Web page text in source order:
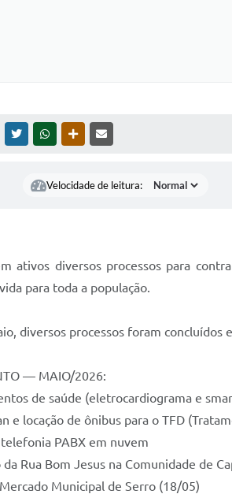
MESSENGER
TWITTERWHATSAPPOUTRAS MÍDIAS
Velocidade de leitura:
ativos diversos processos para
para toda a população.
diversos processos foram concluídos
— MAIO/2026:
de saúde (eletrocardiograma e
e locação de ônibus para o TFD
PABX em nuvem
Rua Bom Jesus na Comunidade de
Municipal de Serro (18/05)